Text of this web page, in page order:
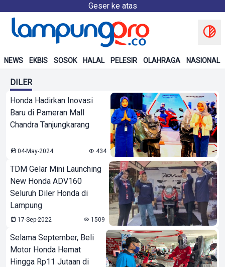
Geser ke atas
NEWS EKBIS SOSOK HALAL PELESIR OLAHRAGA NASIONAL
DILER
Honda Hadirkan Inovasi
Baru di Pameran Mall
Chandra Tanjungkarang
04-May-2024 434
TDM Gelar Mini Launching
New Honda ADV160
Seluruh Diler Honda di
Lampung
17-Sep-2022 1509
Selama September, Beli
Motor Honda Hemat
Hingga Rp11 Jutaan di